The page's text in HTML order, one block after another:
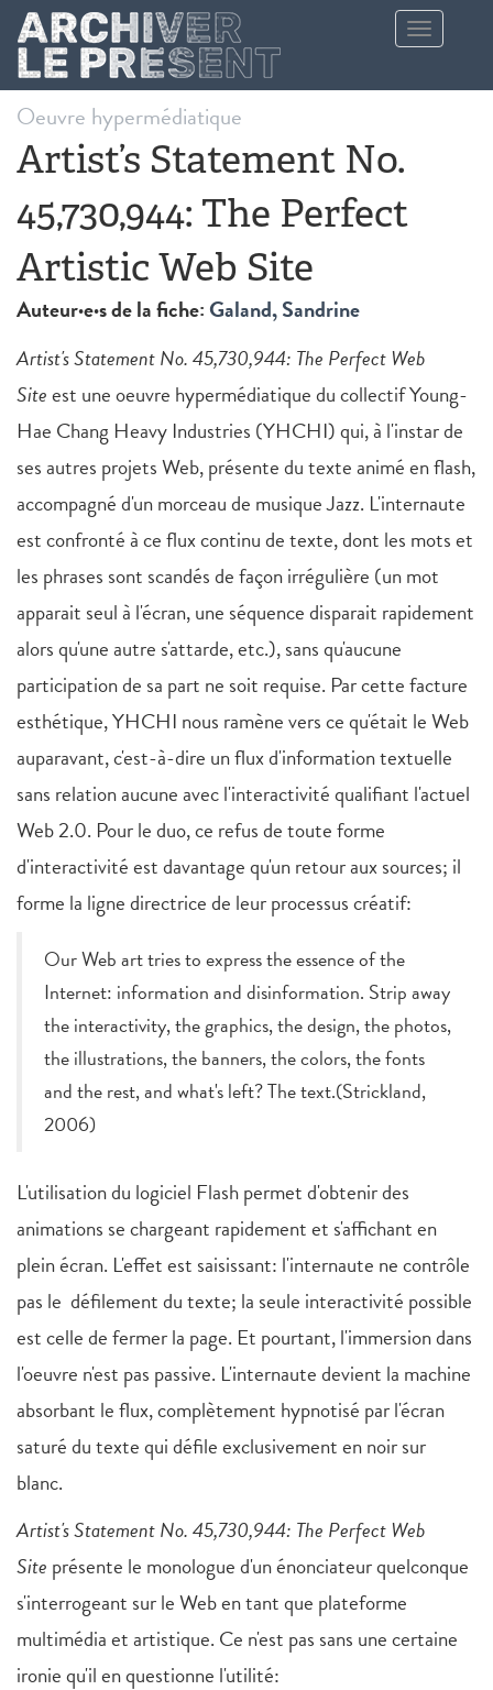
Aller au contenu principal
Toggle
navigation
Oeuvre hypermédiatique
Artist’s Statement No.
45,730,944: The Perfect
Artistic Web Site
Auteur·e·s de la fiche:Galand, Sandrine
Artist's Statement No. 45,730,944: The Perfect Web
Siteest une oeuvre hypermédiatique du collectif Young-
Hae Chang Heavy Industries (YHCHI) qui, à l'instar de
ses autres projets Web, présente du texte animé en flash,
accompagné d'un morceau de musique Jazz. L'internaute
est confronté à ce flux continu de texte, dont les mots et
les phrases sont scandés de façon irrégulière (un mot
apparait seul à l'écran, une séquence disparait rapidement
alors qu'une autre s'attarde, etc.), sans qu'aucune
participation de sa part ne soit requise. Par cette facture
esthétique, YHCHI nous ramène vers ce qu'était le Web
auparavant, c'est-à-dire un flux d'information textuelle
sans relation aucune avec l'interactivité qualifiant l'actuel
Web 2.0. Pour le duo, ce refus de toute forme
d'interactivité est davantage qu'un retour aux sources; il
forme la ligne directrice de leur processus créatif:
Our Web art tries to express the essence of the
Internet: information and disinformation. Strip away
the interactivity, the graphics, the design, the photos,
the illustrations, the banners, the colors, the fonts
and the rest, and what's left? The text.(Strickland,
2006)
L'utilisation du logiciel Flash permet d'obtenir des
animations se chargeant rapidement et s'affichant en
plein écran. L'effet est saisissant: l'internaute ne contrôle
pas le défilement du texte; la seule interactivité possible
est celle de fermer la page. Et pourtant, l'immersion dans
l'oeuvre n'est pas passive. L'internaute devient la machine
absorbant le flux, complètement hypnotisé par l'écran
saturé du texte qui défile exclusivement en noir sur
blanc.
Artist's Statement No. 45,730,944: The Perfect Web
Site présente le monologue d'un énonciateur quelconque
s'interrogeant sur le Web en tant que plateforme
multimédia et artistique. Ce n'est pas sans une certaine
ironie qu'il en questionne l'utilité: